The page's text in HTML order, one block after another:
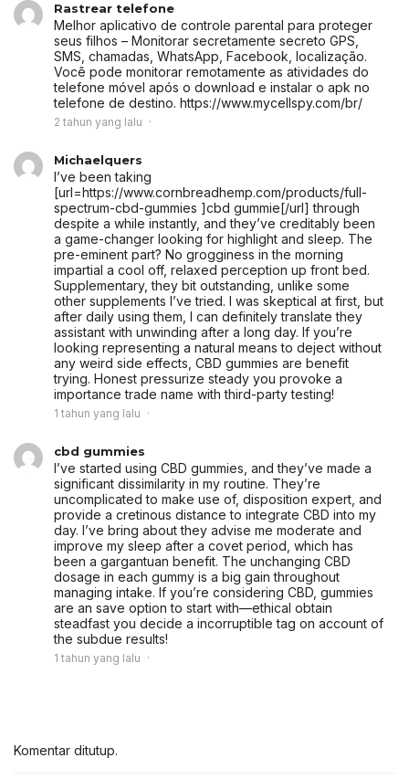
Rastrear telefone
Melhor aplicativo de controle parental para proteger
seus filhos – Monitorar secretamente secreto GPS,
SMS, chamadas, WhatsApp, Facebook, localização.
Você pode monitorar remotamente as atividades do
telefone móvel após o download e instalar o apk no
telefone de destino. https://www.mycellspy.com/br/
2 tahun yang lalu
Michaelquers
I’ve been taking
[url=https://www.cornbreadhemp.com/products/full-
spectrum-cbd-gummies ]cbd gummie[/url] through
despite a while instantly, and they’ve creditably been
a game-changer looking for highlight and sleep. The
pre-eminent part? No grogginess in the morning
impartial a cool off, relaxed perception up front bed.
Supplementary, they bit outstanding, unlike some
other supplements I’ve tried. I was skeptical at first, but
after daily using them, I can definitely translate they
assistant with unwinding after a long day. If you’re
looking representing a natural means to deject without
any weird side effects, CBD gummies are benefit
trying. Honest pressurize steady you provoke a
importance trade name with third-party testing!
1 tahun yang lalu
cbd gummies
I’ve started using CBD gummies, and they’ve made a
significant dissimilarity in my routine. They’re
uncomplicated to make use of, disposition expert, and
provide a cretinous distance to integrate CBD into my
day. I’ve bring about they advise me moderate and
improve my sleep after a covet period, which has
been a gargantuan benefit. The unchanging CBD
dosage in each gummy is a big gain throughout
managing intake. If you’re considering CBD, gummies
are an save option to start with—ethical obtain
steadfast you decide a incorruptible tag on account of
the subdue results!
1 tahun yang lalu
Komentar ditutup.